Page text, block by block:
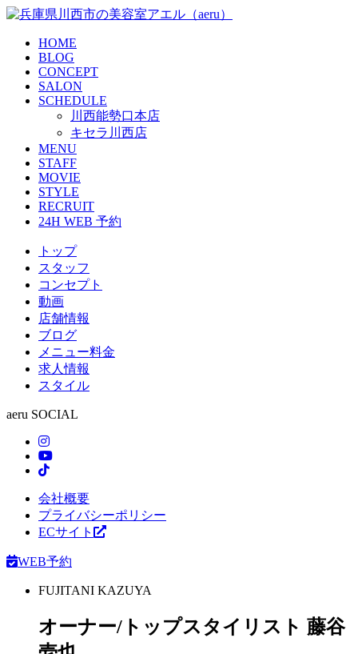
HOME
BLOG
CONCEPT
SALON
SCHEDULE
川西能勢口本店
キセラ川西店
MENU
STAFF
MOVIE
STYLE
RECRUIT
24H WEB 予約
トップ
スタッフ
コンセプト
動画
店舗情報
ブログ
メニュー料金
求人情報
スタイル
aeru SOCIAL
会社概要
プライバシーポリシー
ECサイト
WEB予約
FUJITANI KAZUYA
オーナー/トップスタイリスト 藤谷